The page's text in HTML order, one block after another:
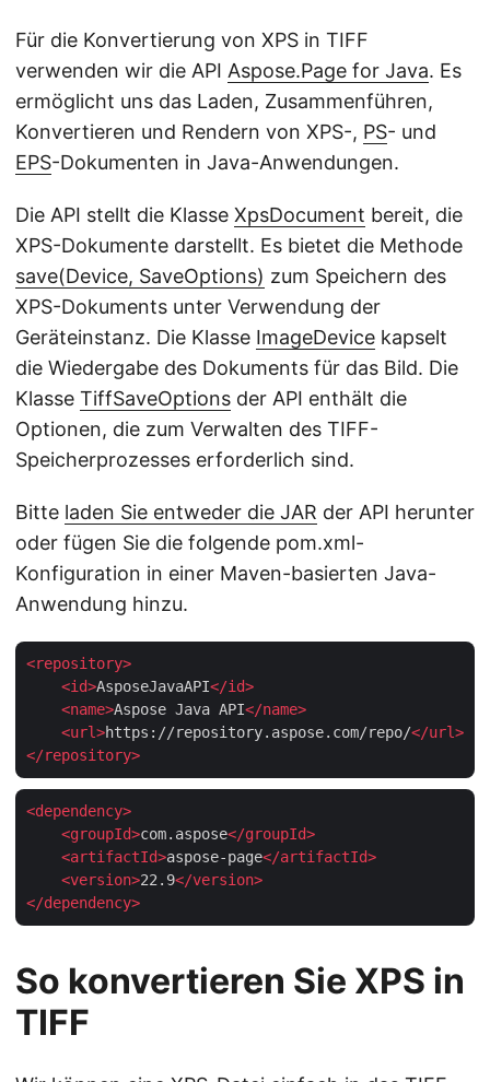
Für die Konvertierung von XPS in TIFF
verwenden wir die API Aspose.Page for Java. Es
ermöglicht uns das Laden, Zusammenführen,
Konvertieren und Rendern von XPS-, PS- und
EPS-Dokumenten in Java-Anwendungen.
Die API stellt die Klasse XpsDocument bereit, die
XPS-Dokumente darstellt. Es bietet die Methode
save(Device, SaveOptions) zum Speichern des
XPS-Dokuments unter Verwendung der
Geräteinstanz. Die Klasse ImageDevice kapselt
die Wiedergabe des Dokuments für das Bild. Die
Klasse TiffSaveOptions der API enthält die
Optionen, die zum Verwalten des TIFF-
Speicherprozesses erforderlich sind.
Bitte laden Sie entweder die JAR der API herunter
oder fügen Sie die folgende pom.xml-
Konfiguration in einer Maven-basierten Java-
Anwendung hinzu.
<repository>
<id>AsposeJavaAPI</id>
<name>Aspose Java API</name>
<url>https://repository.aspose.com/repo/</url>
</repository>
<dependency>
<groupId>com.aspose</groupId>
<artifactId>aspose-page</artifactId>
<version>22.9</version>
</dependency>
So konvertieren Sie XPS in
TIFF